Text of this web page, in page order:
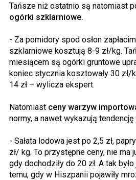
Tańsze niż ostatnio są natomiast
ogórki szklarniowe.
- Za pomidory spod osłon
szklarniowe kosztują 8-9 zł/kg.
miesiącem są ogórki gruntowe
koniec stycznia kosztowały 30 zł/
14 zł – wylicza ekspert.
Natomiast ceny warzyw
normy, a nawet wykazują
- Sałata lodowa jest po 2,5 zł,
zł/ kg. To przystępne ceny, nie ma
gdy dochodziły do 20 zł. A tak
temu, gdy w Hiszpanii pojawiły